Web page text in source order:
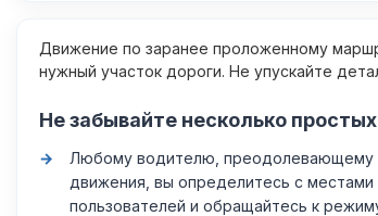
Движение по заранее проложенному
нужный участок дороги. Не упускайте
Не забывайте несколько
Любому водителю, преодолевающему
движения, вы определитесь с
пользователей и обращайтесь к